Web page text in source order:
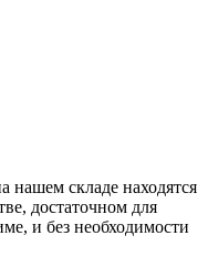
нашем складе находятся
достаточном для
и без необходимости